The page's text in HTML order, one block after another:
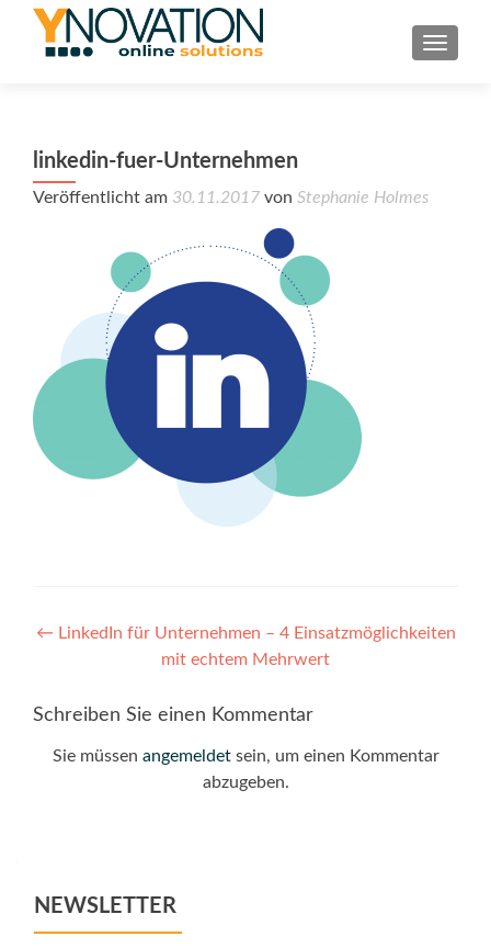
linkedin-fuer-Unternehmen
Veröffentlicht am 30.11.2017 von Stephanie Holmes
Post
navigation
← LinkedIn für Unternehmen – 4 Einsatzmöglichkeiten
mit echtem Mehrwert
Schreiben Sie einen Kommentar
Sie müssen angemeldetsein, um einen Kommentar
abzugeben.
NEWSLETTER